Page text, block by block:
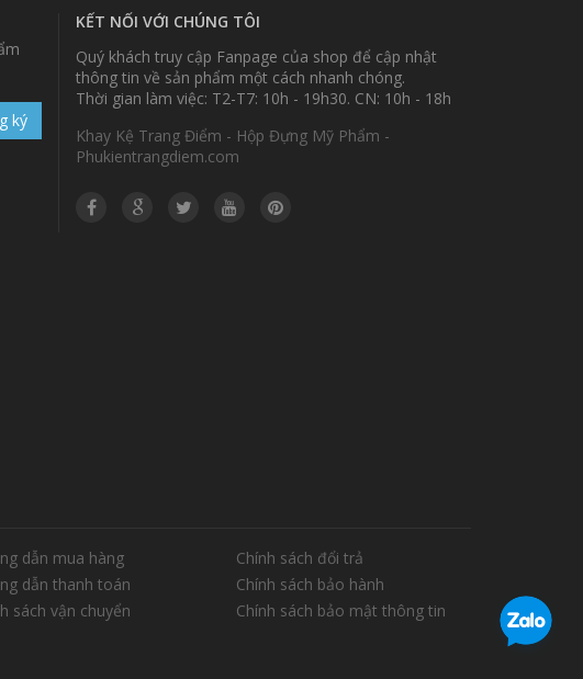
ký
KẾT NỐI VỚI CHÚNG TÔI
Quý khách truy cập Fanpage của shop để cập nhật
thông tin về sản phẩm một cách nhanh chóng.
Thời gian làm việc: T2-T7: 10h - 19h30. CN: 10h - 18h
Khay Kệ Trang Điểm - Hộp Đựng Mỹ Phẩm -
Phukientrangdiem.com
dẫn mua hàng
dẫn thanh toán
sách vận chuyển
Chính sách đổi trả
Chính sách bảo hành
Chính sách bảo mật thông tin